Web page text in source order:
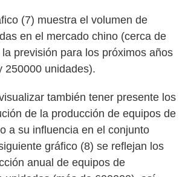
(7) muestra el volumen de
en el mercado chino (cerca de
previsión para los próximos años
250000 unidades).
también tener presente los
de la producción de equipos de
a su influencia en el conjunto
gráfico (8) se reflejan los
anual de equipos de